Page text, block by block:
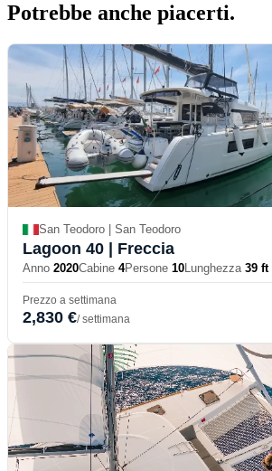
Potrebbe anche piacerti.
San Teodoro | San Teodoro
Lagoon 40 | Freccia
Anno 2020Cabine 4Persone 10Lunghezza 39 ft
Prezzo a settimana
2,830 €/ settimana